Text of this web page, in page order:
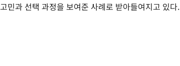
민과 선택 과정을 보여준 사례로 받아들여지고 있다.